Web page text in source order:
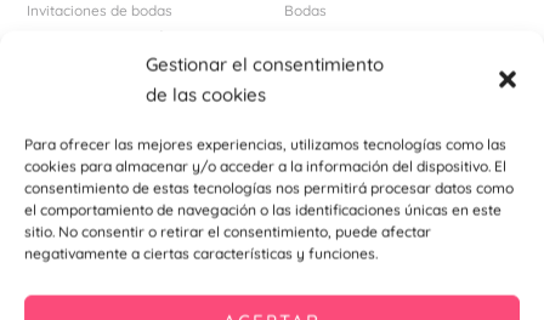
Gestionar el consentimiento
de las cookies
Para ofrecer las mejores experiencias, utilizamos tecnologías como las
cookies para almacenar y/o acceder a la información del dispositivo. El
consentimiento de estas tecnologías nos permitirá procesar datos como
el comportamiento de navegación o las identificaciones únicas en este
sitio. No consentir o retirar el consentimiento, puede afectar
negativamente a ciertas características y funciones.
Invitaciones de bodas
Añadir al
carrito
Bodas
7,90€–11,91€
opciones